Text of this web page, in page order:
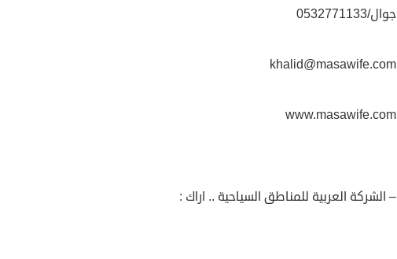
جوال/0532771133
khalid@masawife.com
www.masawife.com
– الشركة العربية للمناطق السياحية .. اراك :